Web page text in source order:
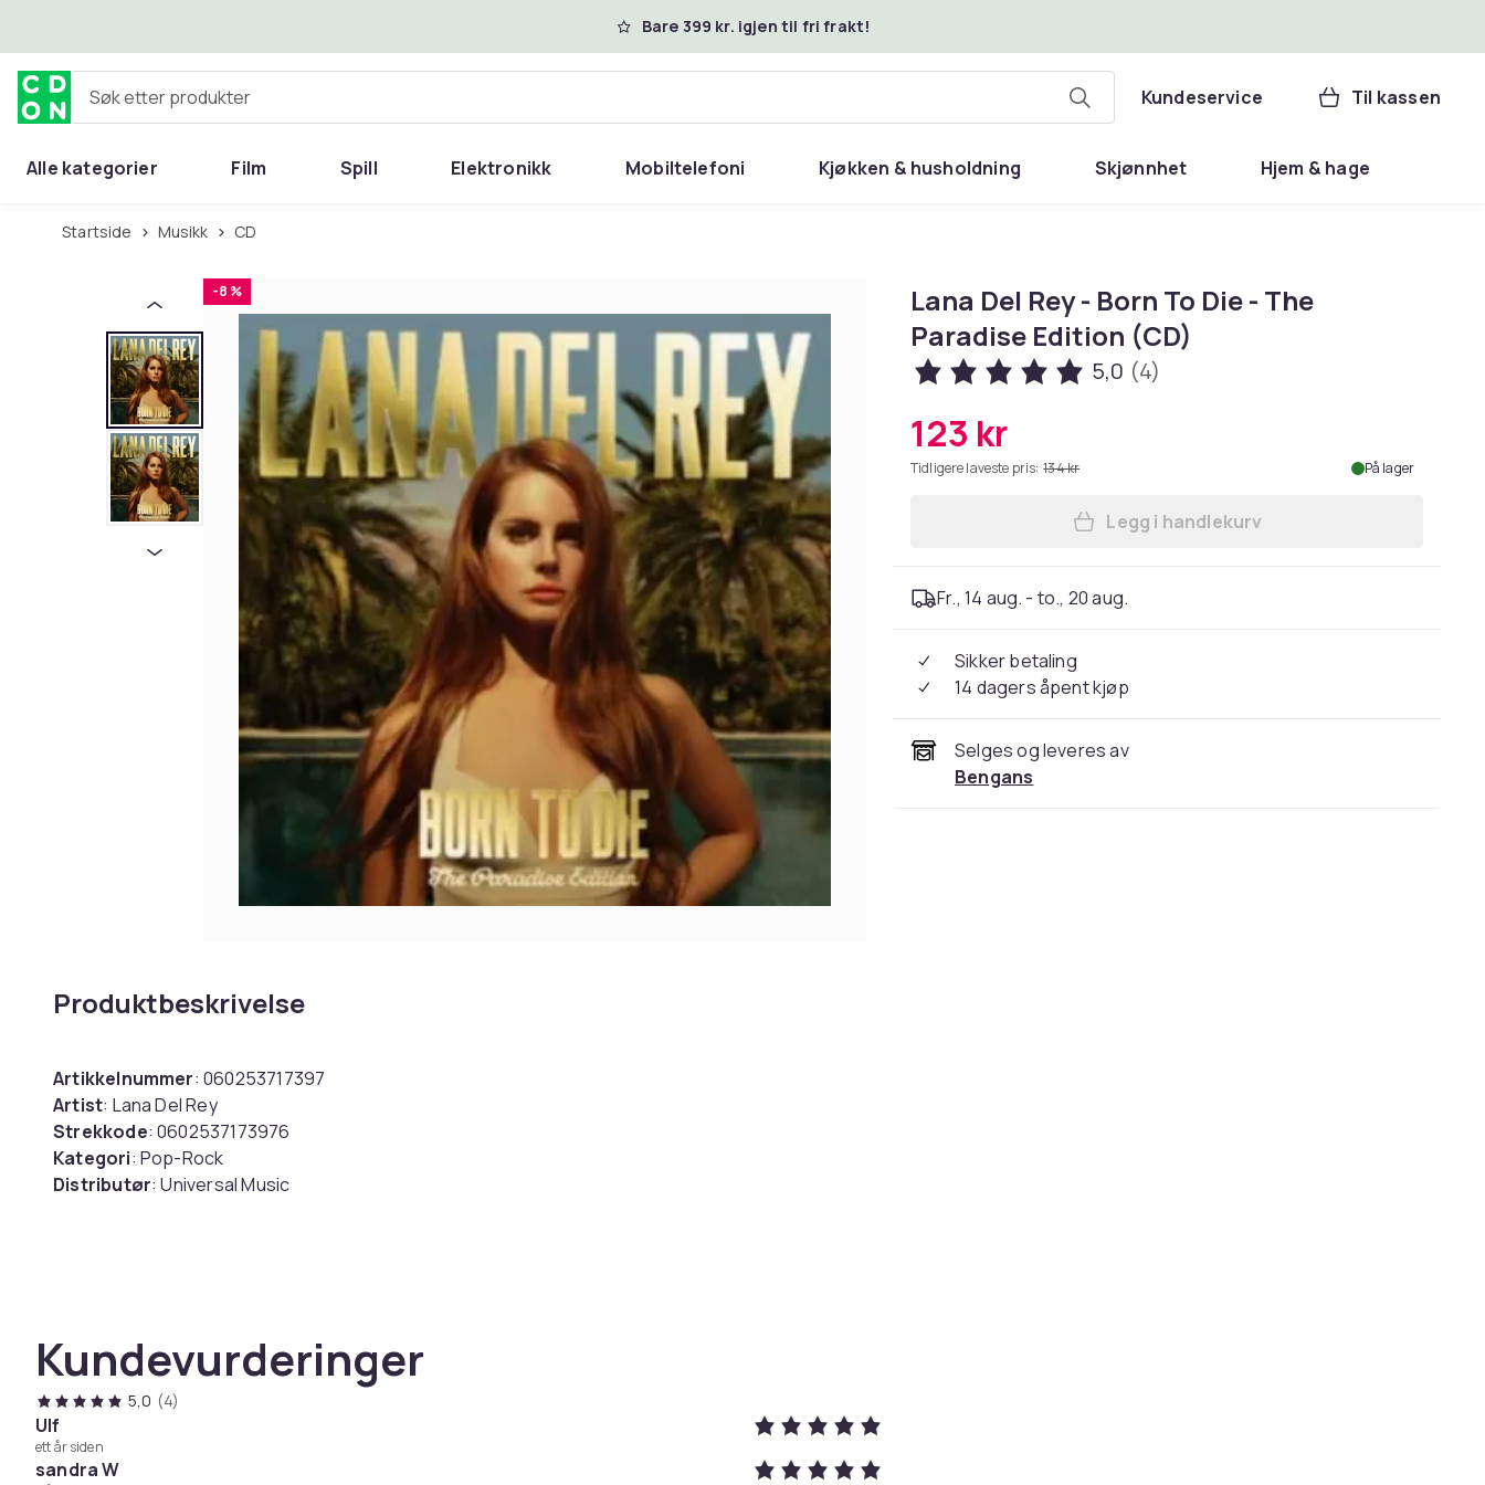
Bare 399 kr. igjen til fri frakt!
Søk etter produkter Kundeservice Til kassen
Alle kategorier Film Spill Elektronikk Mobiltelefoni Kjøkken & husholdning Skjønnhet Hjem & hage
Startside Musikk CD
-8 %
Produktbeskrivelse
Artikkelnummer: 060253717397
Artist: Lana Del Rey
Strekkode: 0602537173976
Kategori: Pop-Rock
Distributør: Universal Music
2. Off to the Races
3. Blue Jeans
4. Video Games
6. National Anthew
Kundevurderinger
5,0 (4)
Ulf
ett år siden
sandra W
Lana Del Rey - Born To Die - The
Paradise Edition (CD)
5,0 (4)
123 kr
Tidligere laveste pris: 134 kr På lager
Legg Lana Del Rey - Born To Die -
Legg i handlekurv
Fr., 14 aug. - to., 20 aug.
Sikker betaling
14 dagers åpent kjøp
Selges og leveres av
Bengans